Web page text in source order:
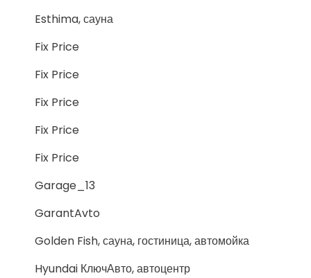
Esthima, сауна
Fix Price
Fix Price
Fix Price
Fix Price
Fix Price
Garage_13
GarantAvto
Golden Fish, сауна, гостиница, автомойка
Hyundai КлючАвто, автоцентр